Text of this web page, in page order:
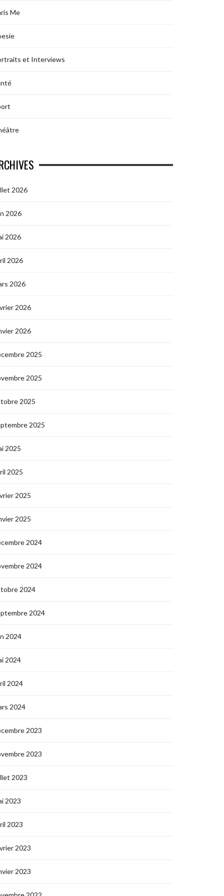
Me
et Interviews
2026
2026
2026
2026
2026
2026
2026
2025
2025
2025
2025
2025
2025
2025
2025
2024
2024
2024
2024
2024
2024
2024
2024
2023
2023
2023
2023
2023
2023
2023